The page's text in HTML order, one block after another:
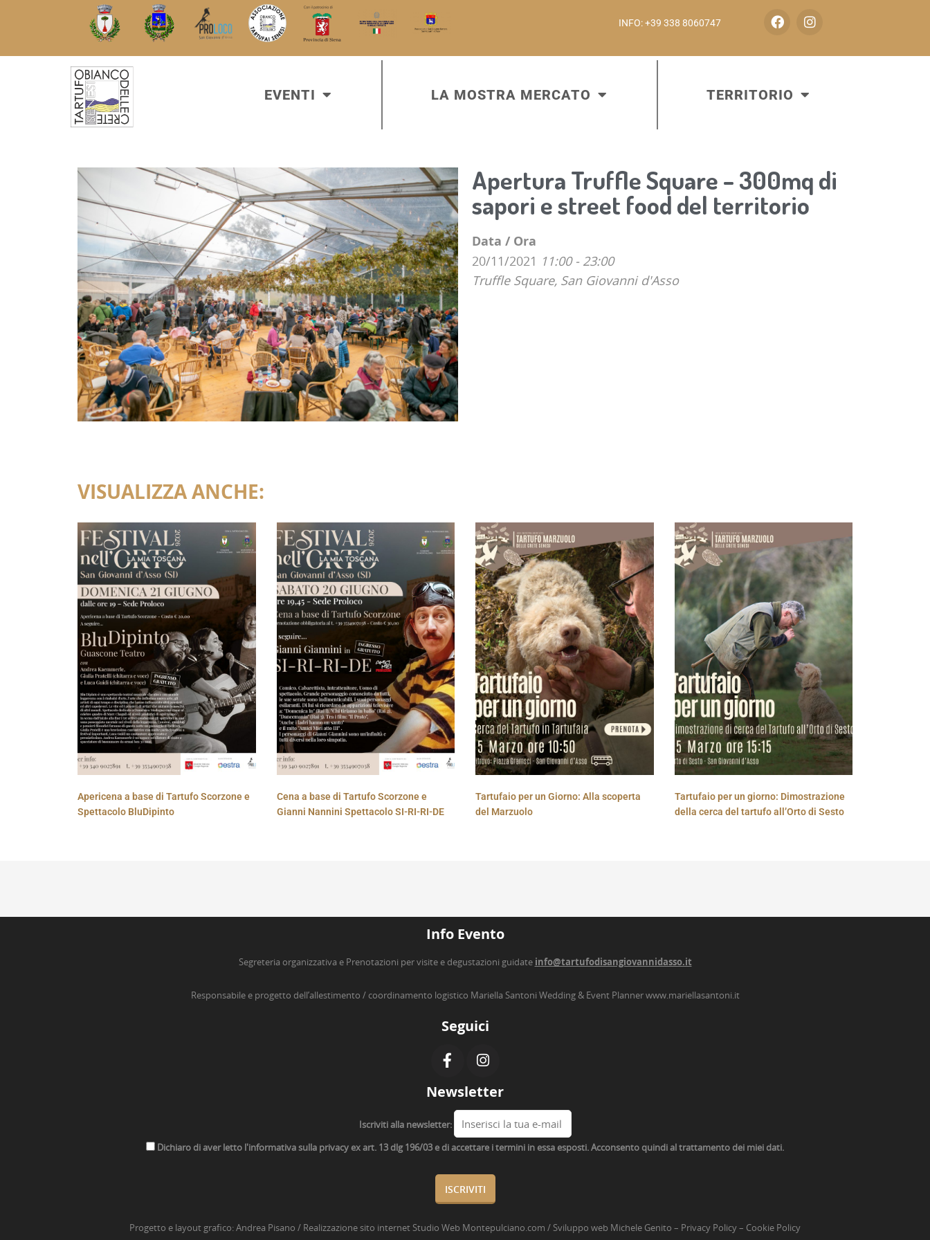
INFO: +39 338 8060747
EVENTI LA MOSTRA MERCATO TERRITORIO
Apertura Truffle Square – 300mq di
sapori e street food del territorio
Data / Ora
20/11/2021 11:00 - 23:00
Truffle Square, San Giovanni d'Asso
VISUALIZZA ANCHE:
Apericena a base di Tartufo Scorzone e
Spettacolo BluDipinto
Cena a base di Tartufo Scorzone e
Gianni Nannini Spettacolo SI-RI-RI-DE
Tartufaio per un Giorno: Alla scoperta
del Marzuolo
Tartufaio per un giorno: Dimostrazione
della cerca del tartufo all’Orto di Sesto
Info Evento
Segreteria organizzativa e Prenotazioni per visite e degustazioni guidate info@tartufodisangiovannidasso.it
Responsabile e progetto dell’allestimento / coordinamento logistico Mariella Santoni Wedding & Event Plannerwww.mariellasantoni.it
Seguici
Newsletter
Iscriviti alla newsletter:
Dichiaro di aver letto l'informativa sulla privacy ex art. 13 dlg 196/03 e di accettare i termini in essa esposti. Acconsento quindi al trattamento dei miei dati.
Progetto e layout grafico:Andrea Pisano / Realizzazione sito internet Studio Web Montepulciano.com / Sviluppo web Michele Genito – Privacy Policy– Cookie Policy